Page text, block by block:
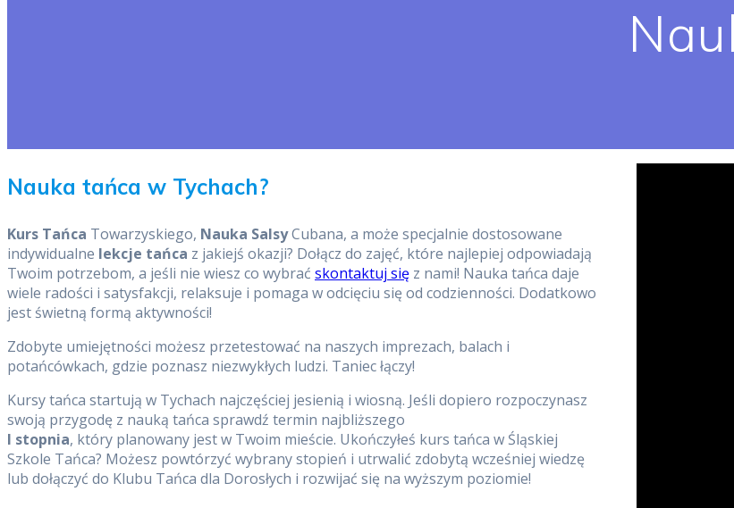
Nauka tańca w Tychach?
Kurs Tańca Towarzyskiego, Nauka SalsyCubana, a może specjalnie dostosowane
indywidualne lekcje tańca z jakiejś okazji? Dołącz do zajęć, które najlepiej odpowiadają
Twoim potrzebom, a jeśli nie wiesz co wybrać skontaktuj się z nami! Nauka tańca daje
wiele radości i satysfakcji, relaksuje i pomaga w odcięciu się od codzienności. Dodatkowo
jest świetną formą aktywności!
Zdobyte umiejętności możesz przetestować na naszych imprezach, balach i
potańcówkach, gdzie poznasz niezwykłych ludzi. Taniec łączy!
Kursy tańca startują w Tychach najczęściej jesienią i wiosną. Jeśli dopiero rozpoczynasz
swoją przygodę z nauką tańca sprawdź termin najbliższego
I stopnia, który planowany jest w Twoim mieście. Ukończyłeś kurs tańca w Śląskiej
Szkole Tańca? Możesz powtórzyć wybrany stopień i utrwalić zdobytą wcześniej wiedzę
lub dołączyć do Klubu Tańca dla Dorosłych i rozwijać się na wyższym poziomie!